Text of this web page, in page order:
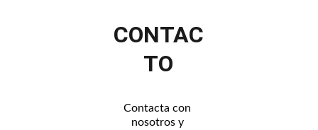
CONTAC
TO
Contacta con
nosotros y